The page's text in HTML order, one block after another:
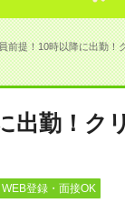
前提！10時以降に出勤！
出勤！ク
WEB登録・面接OK